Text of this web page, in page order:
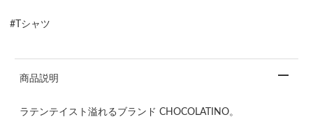
#Tシャツ
商品説明
ラテンテイスト溢れるブランド CHOCOLATINO。